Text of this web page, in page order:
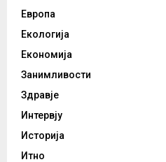
Европа
Екологија
Економија
Занимливости
Здравје
Интервју
Историја
Итно